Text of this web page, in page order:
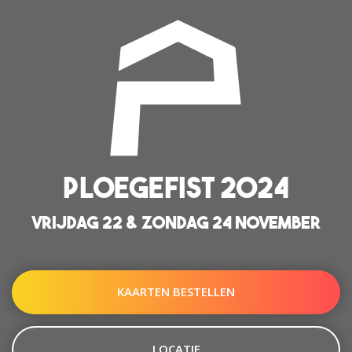
PLOEGEFIST 2024
VRIJDAG 22 & ZONDAG 24 NOVEMBER
KAARTEN BESTELLEN
LOCATIE